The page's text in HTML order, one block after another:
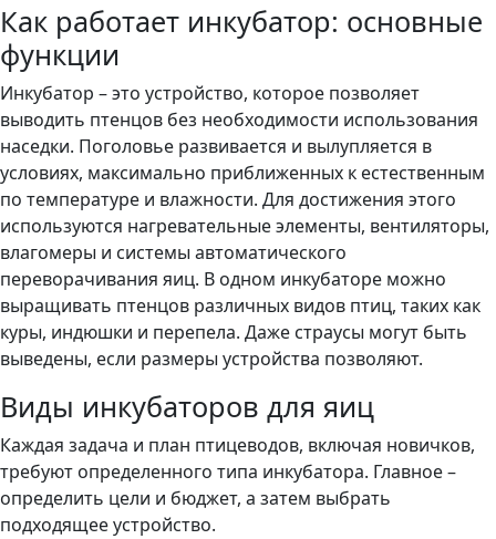
Как работает инкубатор: основные
функции
Инкубатор – это устройство, которое позволяет
выводить птенцов без необходимости использования
наседки. Поголовье развивается и вылупляется в
условиях, максимально приближенных к естественным
по температуре и влажности. Для достижения этого
используются нагревательные элементы, вентиляторы,
влагомеры и системы автоматического
переворачивания яиц. В одном инкубаторе можно
выращивать птенцов различных видов птиц, таких как
куры, индюшки и перепела. Даже страусы могут быть
выведены, если размеры устройства позволяют.
Виды инкубаторов для яиц
Каждая задача и план птицеводов, включая новичков,
требуют определенного типа инкубатора. Главное –
определить цели и бюджет, а затем выбрать
подходящее устройство.